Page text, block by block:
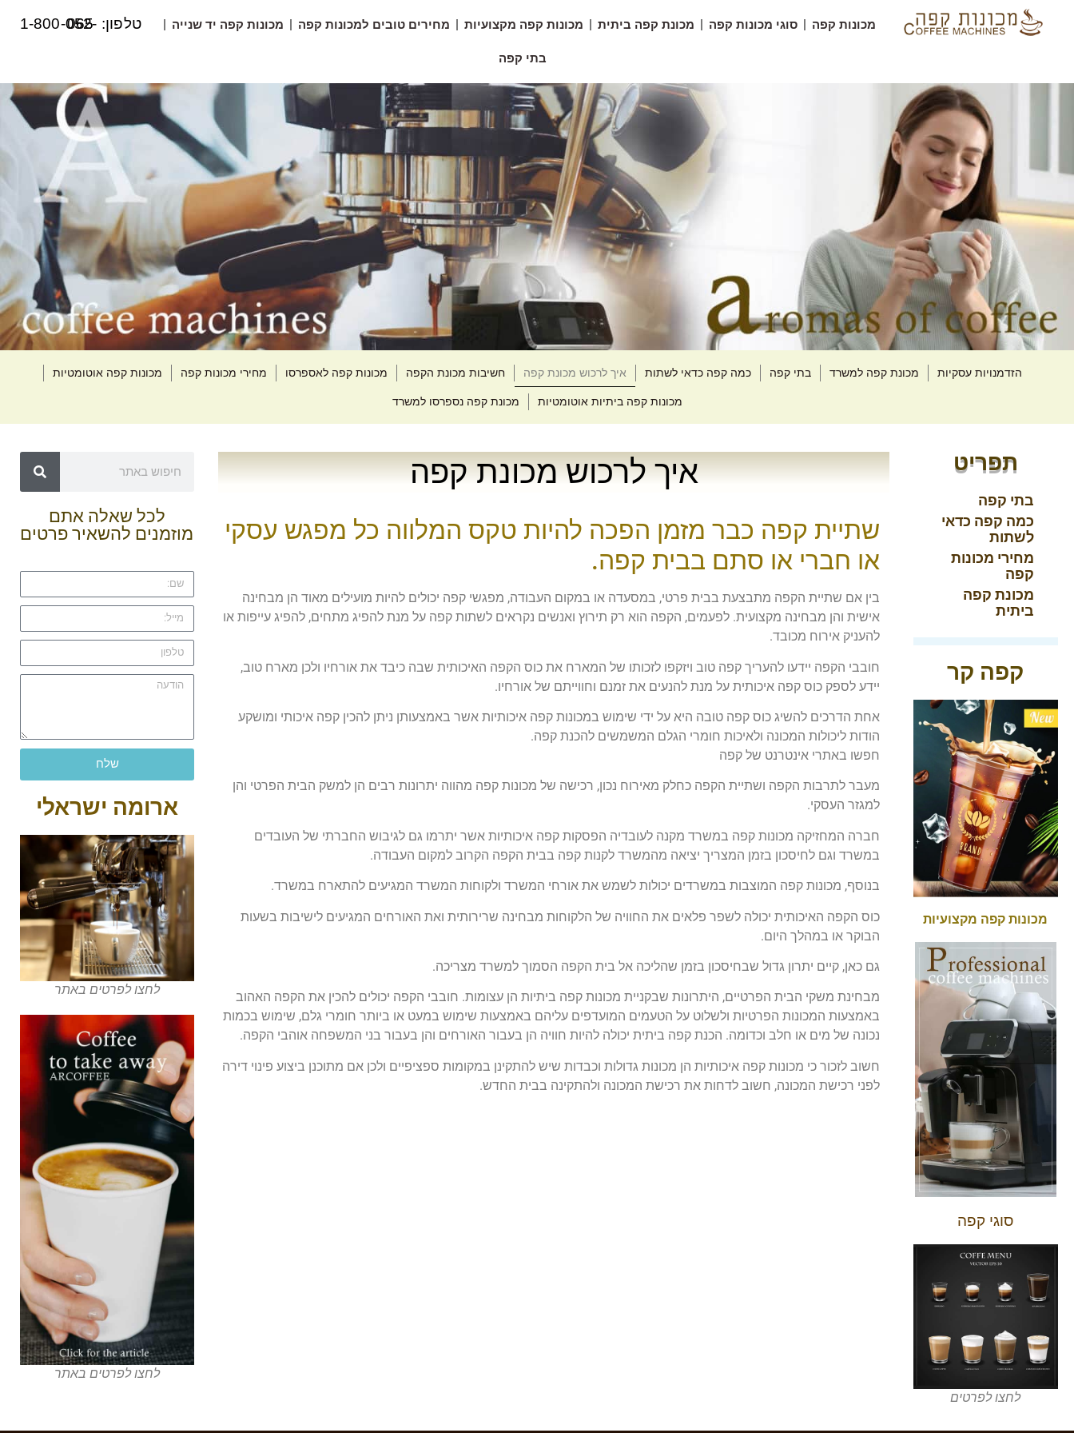
מכונות קפה סוגי מכונות קפה מכונת קפה ביתית מכונות קפה מקצועיות מחירים טובים למכונות קפה מכונות קפה יד שנייה
בתי קפה
טלפון: 1-800-052-065
הזדמנויות עסקיות מכונת קפה למשרד בתי קפה כמה קפה כדאי לשתות איך לרכוש מכונת קפה חשיבות מכונת הקפה מכונות קפה לאספרסו מחירי מכונות קפה מכונות קפה אוטומטיות
מכונות קפה ביתיות אוטומטיות מכונת קפה נספרסו למשרד
תפריט
בתי קפה
כמה קפה כדאי
לשתות
מחירי מכונות
קפה
מכונת קפה
ביתית
קפה קר
מכונות קפה מקצועיות
סוגי קפה
לחצו לפרטים
איך לרכוש מכונת קפה
שתיית קפה כבר מזמן הפכה להיות טקס המלווה כל מפגש עסקי
או חברי או סתם בבית קפה.
בין אם שתיית הקפה מתבצעת בבית פרטי, במסעדה או במקום העבודה, מפגשי קפה יכולים להיות מועילים מאוד הן מבחינה
אישית והן מבחינה מקצועית. לפעמים, הקפה הוא רק תירוץ ואנשים נקראים לשתות קפה על מנת להפיג מתחים, להפיג עייפות או
להעניק אירוח מכובד.
חובבי הקפה יידעו להעריך קפה טוב ויזקפו לזכותו של המארח את כוס הקפה האיכותית שבה כיבד את אורחיו ולכן מארח טוב,
יידע לספק כוס קפה איכותית על מנת להנעים את זמנם וחווייתם של אורחיו.
אחת הדרכים להשיג כוס קפה טובה היא על ידי שימוש במכונות קפה איכותיות אשר באמצעותן ניתן להכין קפה איכותי ומושקע
הודות ליכולות המכונה ולאיכות חומרי הגלם המשמשים להכנת קפה.
חפשו באתרי אינטרנט של קפה
מעבר לתרבות הקפה ושתיית הקפה כחלק מאירוח נכון, רכישה של מכונות קפה מהווה יתרונות רבים הן למשק הבית הפרטי והן
למגזר העסקי.
חברה המחזיקה מכונות קפה במשרד מקנה לעובדיה הפסקות קפה איכותיות אשר יתרמו גם לגיבוש החברתי של העובדים
במשרד וגם לחיסכון בזמן המצריך יציאה מהמשרד לקנות קפה בבית הקפה הקרוב למקום העבודה.
בנוסף, מכונות קפה המוצבות במשרדים יכולות לשמש את אורחי המשרד ולקוחות המשרד המגיעים להתארח במשרד.
כוס הקפה האיכותית יכולה לשפר פלאים את החוויה של הלקוחות מבחינה שרירותית ואת האורחים המגיעים לישיבות בשעות
הבוקר או במהלך היום.
גם כאן, קיים יתרון גדול שבחיסכון בזמן שהליכה אל בית הקפה הסמוך למשרד מצריכה.
מבחינת משקי הבית הפרטיים, היתרונות שבקניית מכונות קפה ביתיות הן עצומות. חובבי הקפה יכולים להכין את הקפה האהוב
באמצעות המכונות הפרטיות ולשלוט על הטעמים המועדפים עליהם באמצעות שימוש במעט או ביותר חומרי גלם, שימוש בכמות
נכונה של מים או חלב וכדומה. הכנת קפה ביתית יכולה להיות חוויה הן בעבור האורחים והן בעבור בני המשפחה אוהבי הקפה.
חשוב לזכור כי מכונות קפה איכותיות הן מכונות גדולות וכבדות שיש להתקינן במקומות ספציפיים ולכן אם מתוכנן ביצוע פינוי דירה
לפני רכישת המכונה, חשוב לדחות את רכישת המכונה ולהתקינה בבית החדש.
לכל שאלה אתם
מוזמנים להשאיר פרטים
שלח
ארומה ישראלי
לחצו לפרטים באתר
לחצו לפרטים באתר